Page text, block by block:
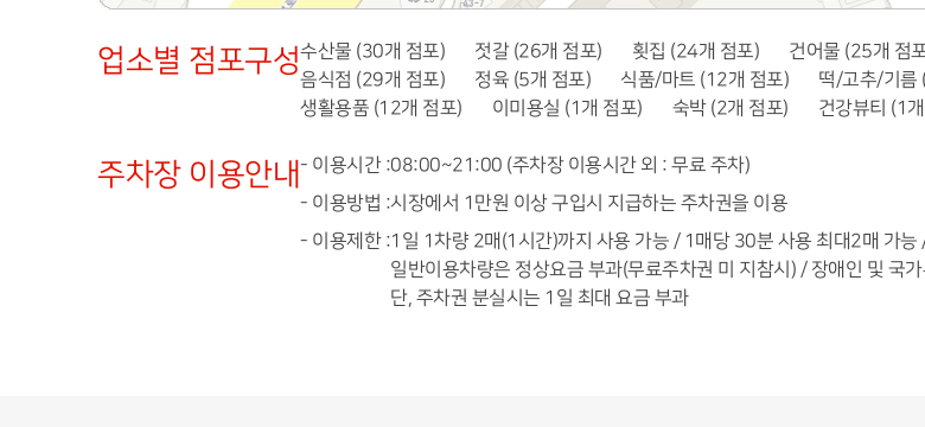
업소별 점포구성수산물 (30개 점포) 젓갈 (26개 점포) 횟집 (24개 점포) 건어물 (25개 점
음식점 (29개 점포)
정육 (5개 점포) 식품/마트 (12개 점포) 떡/고추/기름
생활용품 (12개 점포)
이미용실 (1개 점포) 숙박 (2개 점포) 건강뷰티 (1
주차장 이용안내- 이용시간 :08:00~21:00 (주차장 이용시간 외 : 무료 주차)
- 이용방법 :시장에서 1만원 이상 구입시 지급하는 주차권을 이용
- 이용제한 :1일 1차량 2매(1시간)까지 사용 가능 / 1매당 30분 사용 최대2매 가능
일반이용차량은 정상요금 부과(무료주차권 미 지참시) / 장애인 및 국
단, 주차권 분실시는 1일 최대 요금 부과